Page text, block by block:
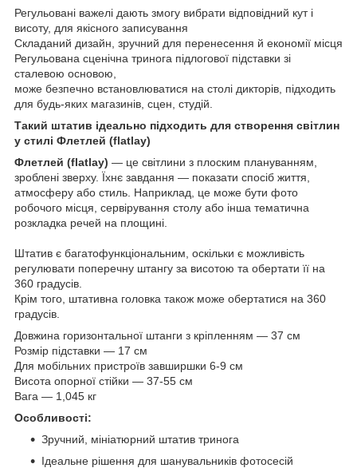
Регульовані важелі дають змогу вибрати відповідний кут і
висоту, для якісного записування
Складаний дизайн, зручний для перенесення й економії місця
Регульована сценічна тринога підлогової підставки зі
сталевою основою,
може безпечно встановлюватися на столі дикторів, підходить
для будь-яких магазинів, сцен, студій.
Такий штатив ідеально підходить для створення світлин
у стилі Флетлей (flatlay)
Флетлей (flatlay) — це світлини з плоским плануванням,
зроблені зверху. Їхнє завдання — показати спосіб життя,
атмосферу або стиль. Наприклад, це може бути фото
робочого місця, сервірування столу або інша тематична
розкладка речей на площині.
Штатив є багатофункціональним, оскільки є можливість
регулювати поперечну штангу за висотою та обертати її на
360 градусів.
Крім того, штативна головка також може обертатися на 360
градусів.
Довжина горизонтальної штанги з кріпленням — 37 см
Розмір підставки — 17 см
Для мобільних пристроїв завширшки 6-9 см
Висота опорної стійки — 37-55 см
Вага — 1,045 кг
Особливості:
Зручний, мініатюрний штатив тринога
Ідеальне рішення для шанувальників фотосесій